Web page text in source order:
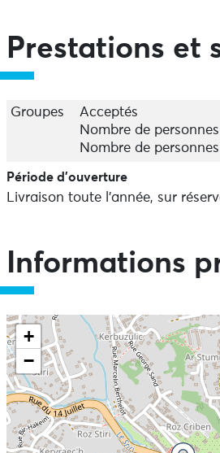
Prestations et
Groupes
Acceptés
Nombre de
Nombre de
Période d'ouverture
Livraison toute l'année, sur
Informations
+
−